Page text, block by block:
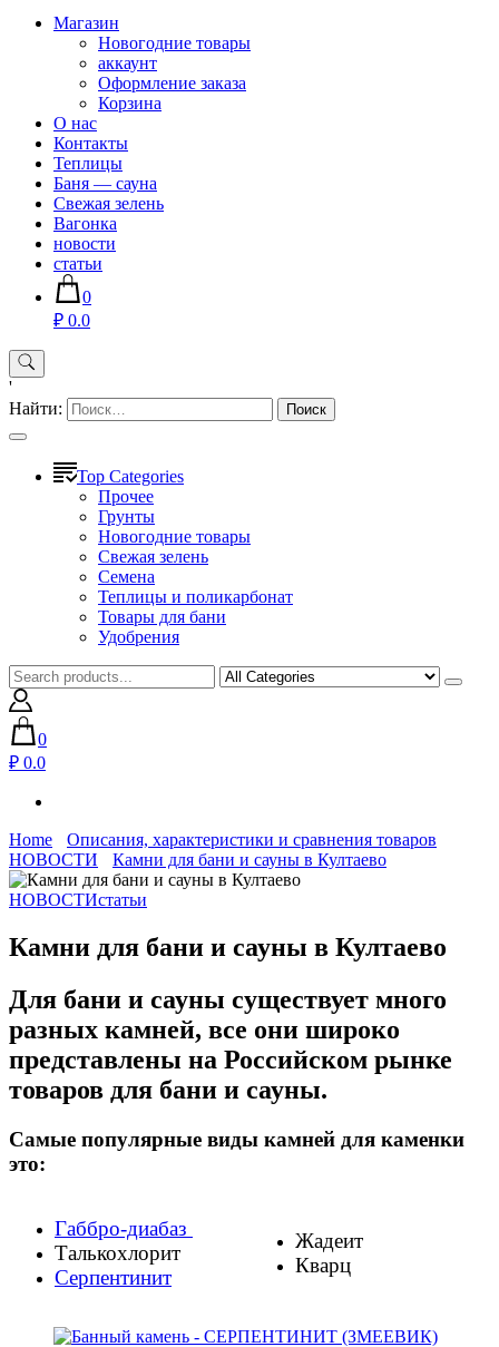
Магазин
Новогодние товары
аккаунт
Оформление заказа
Корзина
О нас
Контакты
Теплицы
Баня — сауна
Свежая зелень
Вагонка
новости
статьи
0
₽ 0.0
'
Найти:
Top Categories
Прочее
Грунты
Новогодние товары
Свежая зелень
Семена
Теплицы и поликарбонат
Товары для бани
Удобрения
0
₽ 0.0
Home
Описания, характеристики и сравнения товаров
НОВОСТИ
Камни для бани и сауны в Култаево
НОВОСТИстатьи
Камни для бани и сауны в Култаево
Для бани и сауны существует много
разных камней, все они широко
представлены на Российском рынке
товаров для бани и сауны.
Самые популярные виды камней для каменки
это:
Габбро-диабаз
Талькохлорит
Серпентинит
Жадеит
Кварц